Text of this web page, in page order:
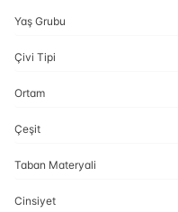
Yaş Grubu
Çivi Tipi
Ortam
Çeşit
Taban Materyali
Cinsiyet